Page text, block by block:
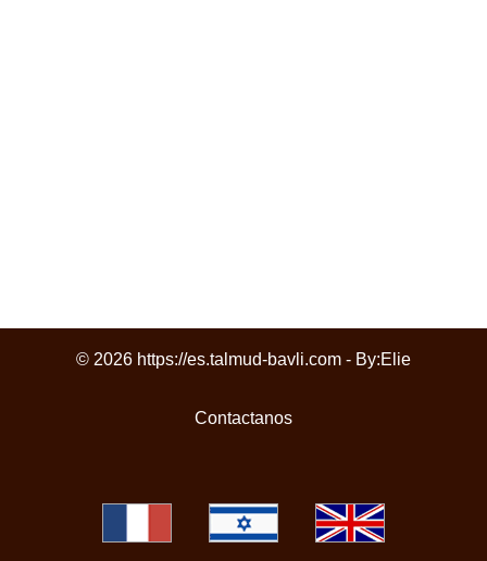
© 2026 https://es.talmud-bavli.com - By:Elie
Contactanos